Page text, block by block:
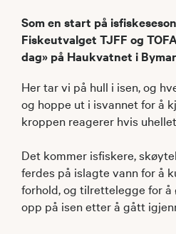
Som en start på
Fiskeutvalget TJFF og
dag» på Haukvatnet i
Her tar vi på hull i isen, og
og hoppe ut i isvannet for å
kroppen reagerer hvis
Det kommer isfiskere,
ferdes på islagte vann for å
forhold, og tilrettelegge for å
opp på isen etter å gått